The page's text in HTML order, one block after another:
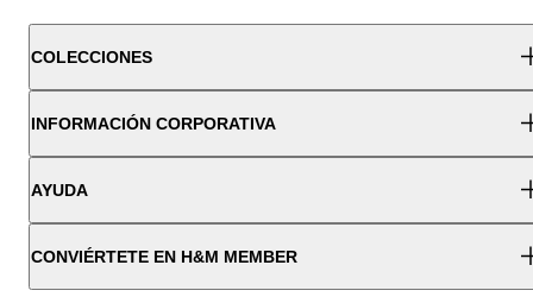
COLECCIONES
INFORMACIÓN CORPORATIVA
AYUDA
CONVIÉRTETE EN H&M MEMBER